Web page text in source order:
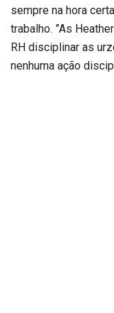
sempre na hora
trabalho. ”As
RH disciplinar as
nenhuma ação